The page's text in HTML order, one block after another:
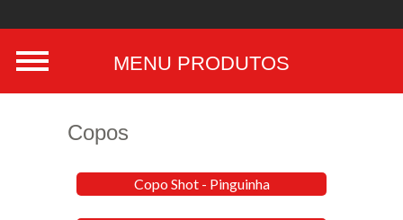
Copos
Copo Shot - Pinguinha